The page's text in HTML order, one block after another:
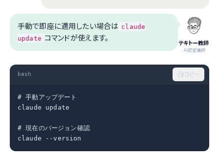
テキトー教師
.AI認定講師
手動で即座に適用したい場合は claude
update コマンドが使えます。
bash コピー
# 手動アップデート
claude update
# 現在のバージョン確認
claude --version